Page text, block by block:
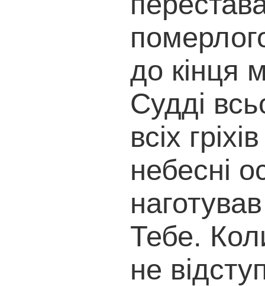
до кінця
Судді
всіх
небесні
Тебе.
не